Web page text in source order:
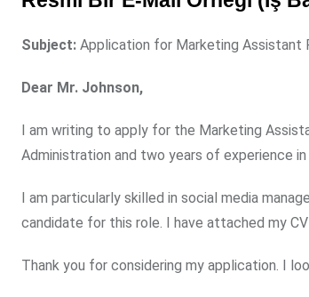
Subject: Application for Marketing Assistant
Dear Mr. Johnson,
I am writing to apply for the Marketing
Administration and two years of experience
I am particularly skilled in social media
candidate for this role. I have attached my
Thank you for considering my application. I